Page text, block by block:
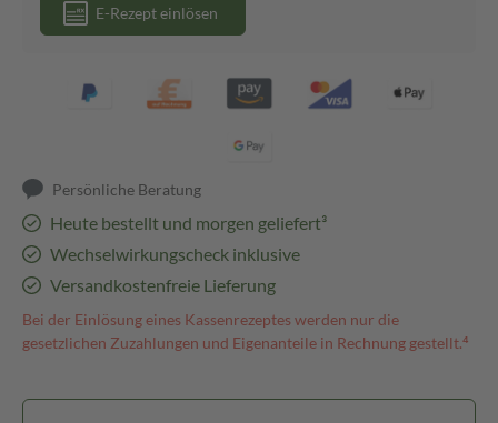
E-Rezept einlösen
Persönliche Beratung
Heute bestellt und morgen geliefert³
Wechselwirkungscheck inklusive
Versandkostenfreie Lieferung
Bei der Einlösung eines Kassenrezeptes werden nur die
gesetzlichen Zuzahlungen und Eigenanteile in Rechnung gestellt.⁴